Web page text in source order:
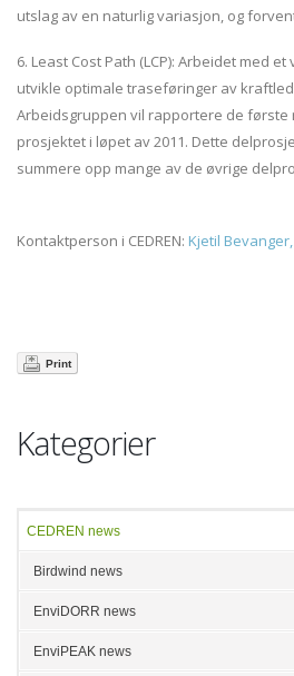
utslag av en naturlig variasjon, og
6. Least Cost Path (LCP): Arbeidet med
utvikle optimale traseføringer av
Arbeidsgruppen vil rapportere de
prosjektet i løpet av 2011. Dette
summere opp mange av de øvrige
Kontaktperson i CEDREN: Kjetil Bevanger,
Print
Kategorier
CEDREN news
Birdwind news
EnviDORR news
EnviPEAK news